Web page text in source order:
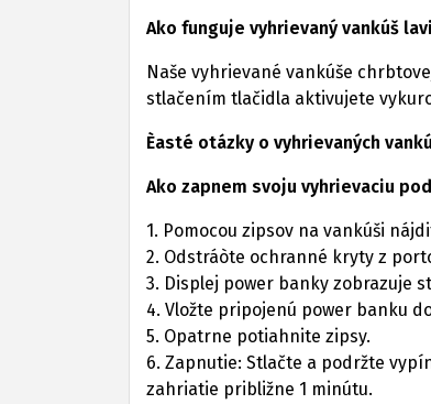
Ako funguje vyhrievaný vankúš
Naše vyhrievané vankúše
stlačením tlačidla aktivujete
Èasté otázky o vyhrievaných
Ako zapnem svoju vyhrievaciu
1. Pomocou zipsov na vankúši
2. Odstráòte ochranné kryty z
3. Displej power banky zobrazuje
4. Vložte pripojenú power banku
5. Opatrne potiahnite zipsy.
6. Zapnutie: Stlačte a podržte
zahriatie približne 1 minútu.